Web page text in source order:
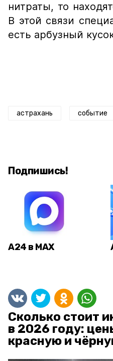
нитраты, то
В этой связи
есть арбузный
астрахань событие
Подпишись!
А24 в MAX
Сколько стоит
в 2026 году:
красную и